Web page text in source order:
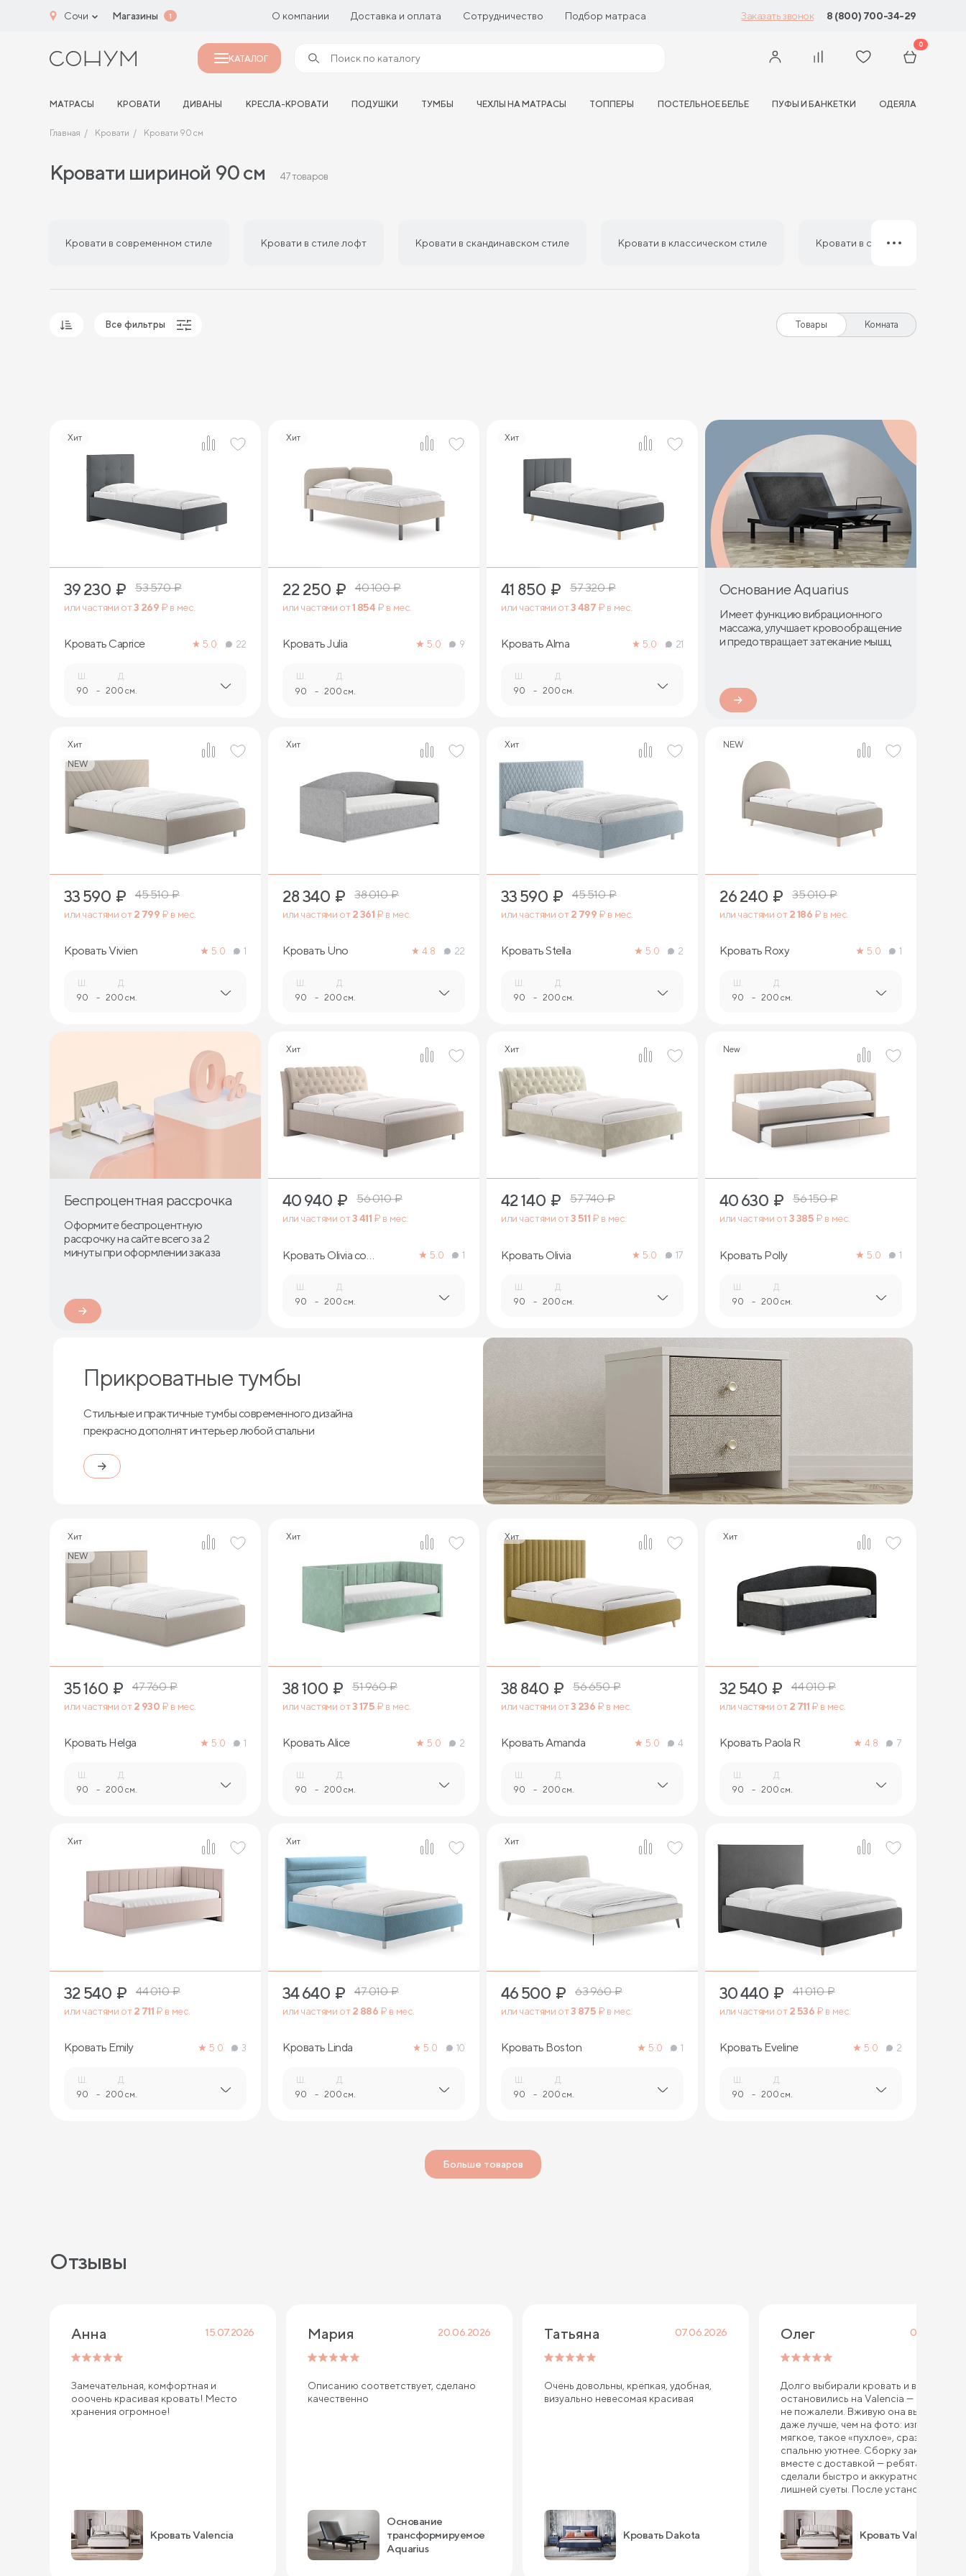
Сочи Магазины 1 О компании Доставка и оплата Сотрудничество Подбор матраса Заказать звонок 8 (800) 700-34-29
КАТАЛОГ
0
МАТРАСЫ КРОВАТИ ДИВАНЫ КРЕСЛА-КРОВАТИ ПОДУШКИ ТУМБЫ ЧЕХЛЫ НА МАТРАСЫ ТОППЕРЫ ПОСТЕЛЬНОЕ БЕЛЬЕ ПУФЫ И БАНКЕТКИ ОДЕЯЛА
Главная Кровати Кровати 90 см
Кровати шириной 90 см 47 товаров
Кровати в современном стиле Кровати в стиле лофт Кровати в скандинавском стиле Кровати в классическом стиле Кровати в стиле минимализм
Все фильтры Товары Комната
Хит
7
39 230 ₽ 53 570₽
или частями от3 269 ₽ в мес.
Кровать Caprice 5.0 22
Ш.
90 -
Д.
200 см.
Хит
5
22 250 ₽ 40 100₽
или частями от1 854 ₽ в мес.
Кровать Julia 5.0 9
Ш.
90 -
Д.
200 см.
Хит
2
41 850 ₽ 57 320₽
или частями от3 487 ₽ в мес.
Кровать Alma 5.0 21
Ш.
90 -
Д.
200 см.
Основание Aquarius
Имеет функцию вибрационного
массажа, улучшает кровообращение
и предотвращает затекание мышц
Хит
NEW
4
33 590 ₽ 45 510₽
или частями от2 799 ₽ в мес.
Кровать Vivien 5.0 1
Ш.
90 -
Д.
200 см.
Хит
28 340 ₽ 38 010₽
или частями от2 361 ₽ в мес.
Кровать Uno 4.8 22
Ш.
90 -
Д.
200 см.
Хит
3
33 590 ₽ 45 510₽
или частями от2 799 ₽ в мес.
Кровать Stella 5.0 2
Ш.
90 -
Д.
200 см.
NEW
4
26 240 ₽ 35 010₽
или частями от2 186 ₽ в мес.
Кровать Roxy 5.0 1
Ш.
90 -
Д.
200 см.
Беспроцентная рассрочка
Оформите беспроцентную
рассрочку на сайте всего за 2
минуты при оформлении заказа
Хит
4
40 940 ₽ 56 010₽
или частями от3 411 ₽ в мес.
Кровать Olivia со
5.0 1
90 -
Д.
200 см.
Хит
42 140 ₽ 57 740₽
или частями от3 511 ₽ в мес.
Кровать Olivia 5.0 17
90 -
Д.
200 см.
New
8
40 630 ₽ 56 150₽
или частями от3 385 ₽ в мес.
Кровать Polly 5.0 1
90 -
Д.
200 см.
Прикроватные тумбы
Стильные и практичные тумбы современного дизайна
прекрасно дополнят интерьер любой спальни
Хит
NEW
35 160 ₽ 47 760₽
или частями от2 930 ₽ в мес.
Кровать Helga 5.0 1
Ш.
90 -
Д.
200 см.
Хит
5
38 100 ₽ 51 960₽
или частями от3 175 ₽ в мес.
Кровать Alice 5.0 2
Ш.
90 -
Д.
200 см.
Хит
3
38 840 ₽ 56 650₽
или частями от3 236 ₽ в мес.
Кровать Amanda 5.0 4
Ш.
90 -
Д.
200 см.
Хит
4
32 540 ₽ 44 010₽
или частями от2 711 ₽ в мес.
Кровать Paola R 4.8 7
Ш.
90 -
Д.
200 см.
Хит
5
32 540 ₽ 44 010₽
или частями от2 711 ₽ в мес.
Кровать Emily 5.0 3
Ш.
90 -
Д.
200 см.
Хит
3
34 640 ₽ 47 010₽
или частями от2 886 ₽ в мес.
Кровать Linda 5.0 10
Ш.
90 -
Д.
200 см.
Хит
3
46 500 ₽ 63 960₽
или частями от3 875 ₽ в мес.
Кровать Boston 5.0 1
Ш.
90 -
Д.
200 см.
3
30 440 ₽ 41 010₽
или частями от2 536 ₽ в мес.
Кровать Eveline 5.0 2
Ш.
90 -
Д.
200 см.
Больше товаров
Отзывы
Анна 15.07.2026
Замечательная, комфортная и
ооочень красивая кровать! Место
хранения огромное!
Кровать Valencia
Мария 20.06.2026
Описанию соответствует, сделано
качественно
Основание
трансформируемое
Aquarius
Татьяна 07.06.2026
Очень довольны, крепкая, удобная,
визуально невесомая красивая
Кровать Dakota
Олег 06.05.2026
Долго выбирали кровать и в итоге
остановились на Valencia — ни разу
не пожалели. Вживую она выглядит
даже лучше, чем на фото: изголовье
мягкое, такое «пухлое», сразу делает
спальню уютнее. Сборку заказывали
вместе с доставкой — ребята всё
сделали быстро и аккуратно, без
лишней суеты. После установки
шатается и не скрипит. Ткань
приятная на ощупь, выглядит
качественно, не создаёт ощущения
«дешёвки». Очень порадовал
Кровать Valencia